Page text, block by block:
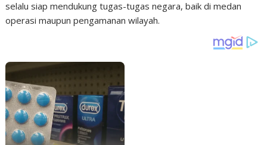
selalu siap mendukung tugas-tugas negara, baik di medan
operasi maupun pengamanan wilayah.